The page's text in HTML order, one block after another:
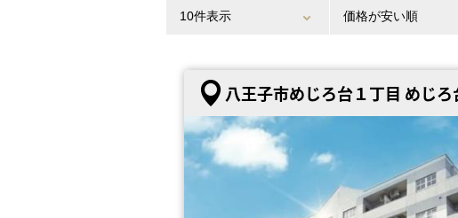
八王子市めじろ台１丁目 めじ